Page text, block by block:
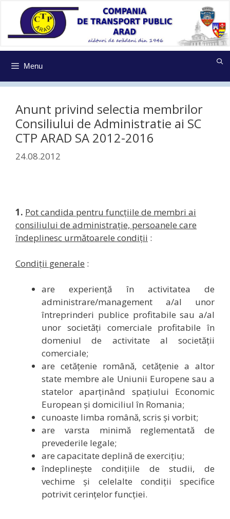
conținut
Menu
Anunt privind selectia membrilor
Consiliului de Administratie ai SC
CTP ARAD SA 2012-2016
24.08.2012
1. Pot candida pentru funcțiile de membri ai
consiliului de administrație, persoanele care
îndeplinesc următoarele condiții :
Condiții generale :
are experiență în activitatea de
administrare/management a/al unor
întreprinderi publice profitabile sau a/al
unor societăți comerciale profitabile în
domeniul de activitate al societății
comerciale;
are cetățenie română, cetățenie a altor
state membre ale Uniunii Europene sau a
statelor aparținând spațiului Economic
European și domiciliul în Romania;
cunoaste limba română, scris și vorbit;
are varsta minimă reglementată de
prevederile legale;
are capacitate deplină de exercițiu;
îndeplinește condițiile de studii, de
vechime și celelalte condiții specifice
potrivit cerințelor funcției.